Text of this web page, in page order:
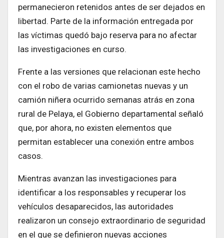
permanecieron retenidos antes de ser dejados en
libertad. Parte de la información entregada por
las víctimas quedó bajo reserva para no afectar
las investigaciones en curso.
Frente a las versiones que relacionan este hecho
con el robo de varias camionetas nuevas y un
camión niñera ocurrido semanas atrás en zona
rural de Pelaya, el Gobierno departamental señaló
que, por ahora, no existen elementos que
permitan establecer una conexión entre ambos
casos.
Mientras avanzan las investigaciones para
identificar a los responsables y recuperar los
vehículos desaparecidos, las autoridades
realizaron un consejo extraordinario de seguridad
en el que se definieron nuevas acciones